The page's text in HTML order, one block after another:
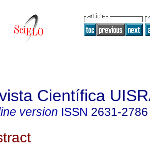
Científica
version ISSN 2631-2786